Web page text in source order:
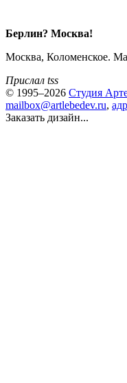
Берлин? Москва!
Москва, Коломенское.
Прислал tss
© 1995–2026 Студия
mailbox@artlebedev.ru,
Заказать дизайн...